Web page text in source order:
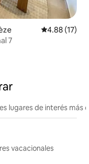
Calificación
4.88 (17)
7
lugares de interés más
vacacionales